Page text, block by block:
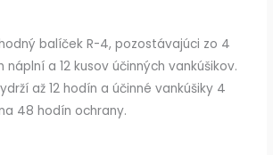
balíček R-4, pozostávajúci zo 4
náplní a 12 kusov účinných vankúšikov.
až 12 hodín a účinné vankúšiky 4
48 hodín ochrany.